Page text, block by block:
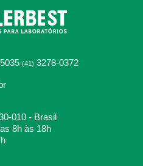
(41) 3278-0372
010 - Brasil
8h às 18h